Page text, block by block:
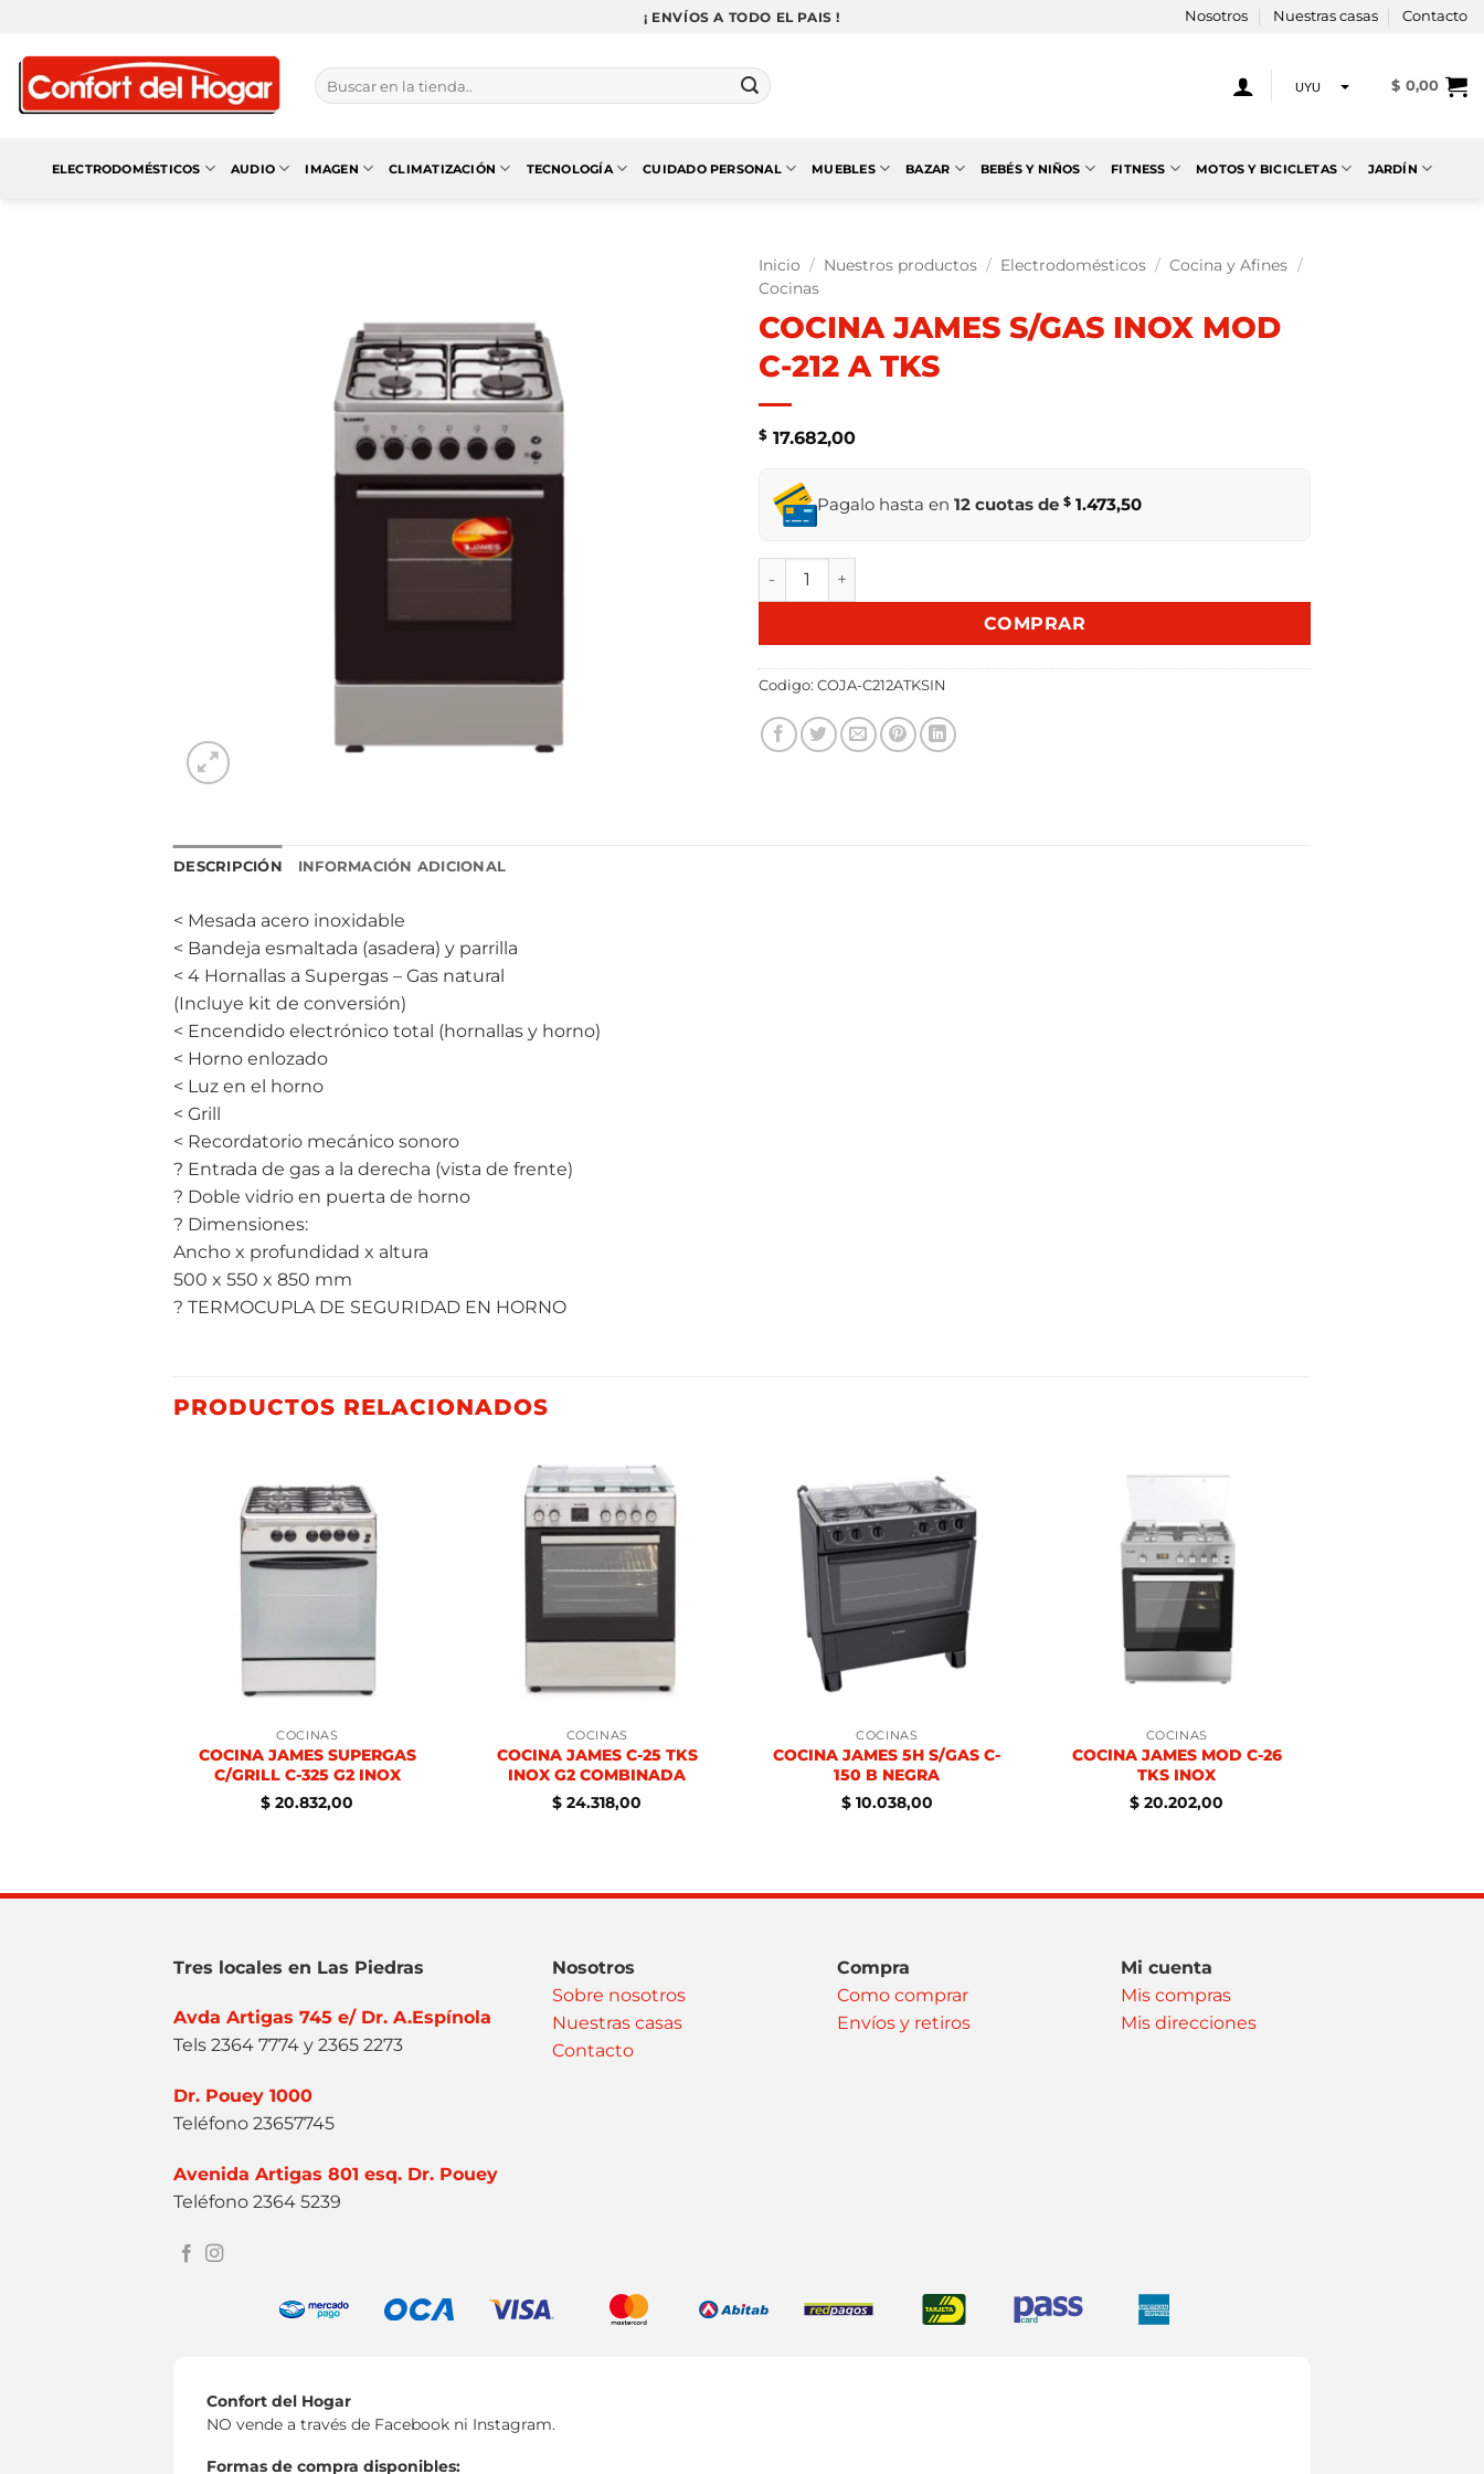
contenido
¡ ENVÍOS A TODO EL PAIS ! Nosotros Nuestras casas Contacto
Buscar
por:
UYU $ 0,00
ELECTRODOMÉSTICOS AUDIO IMAGEN CLIMATIZACIÓN TECNOLOGÍA CUIDADO PERSONAL MUEBLES BAZAR BEBÉS Y NIÑOS FITNESS MOTOS Y BICICLETAS JARDÍN
Inicio / Nuestros productos / Electrodomésticos / Cocina y Afines /
Cocinas
COCINA JAMES S/GAS INOX MOD
C-212 A TKS
$ 17.682,00
Pagalo hasta en 12 cuotas de $ 1.473,50
COCINA JAMES S/GAS INOX MOD C-212 A TKS cantidad
COMPRAR
Codigo: COJA-C212ATKSIN
DESCRIPCIÓN INFORMACIÓN ADICIONAL
< Mesada acero inoxidable
< Bandeja esmaltada (asadera) y parrilla
< 4 Hornallas a Supergas – Gas natural
(Incluye kit de conversión)
< Encendido electrónico total (hornallas y horno)
< Horno enlozado
< Luz en el horno
< Grill
< Recordatorio mecánico sonoro
? Entrada de gas a la derecha (vista de frente)
? Doble vidrio en puerta de horno
? Dimensiones:
Ancho x profundidad x altura
500 x 550 x 850 mm
? TERMOCUPLA DE SEGURIDAD EN HORNO
PRODUCTOS RELACIONADOS
COCINAS
COCINA JAMES SUPERGAS
C/GRILL C-325 G2 INOX
$ 20.832,00
COCINAS
COCINA JAMES C-25 TKS
INOX G2 COMBINADA
$ 24.318,00
COCINAS
COCINA JAMES 5H S/GAS C-
150 B NEGRA
$10.038,00
COCINAS
COCINA JAMES MOD C-26
TKS INOX
$ 20.202,00
Tres locales en Las Piedras
Avda Artigas 745 e/ Dr. A.Espínola
Tels 2364 7774 y 2365 2273
Dr. Pouey 1000
Teléfono 23657745
Avenida Artigas 801 esq. Dr. Pouey
Teléfono 2364 5239
Nosotros
Sobre nosotros
Nuestras casas
Contacto
Compra
Como comprar
Envíos y retiros
Mi cuenta
Mis compras
Mis direcciones
Confort del Hogar
NO vende a través de Facebook ni Instagram.
Formas de compra disponibles: